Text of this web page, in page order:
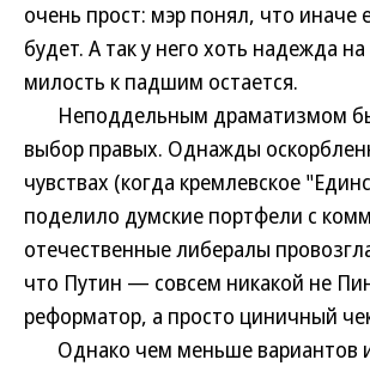
очень прост: мэр понял, что иначе
будет. А так у него хоть надежда
милость к падшим остается.
Неподдельным драматизмом
выбор правых. Однажды
чувствах (когда кремлевское
поделило думские портфели с
отечественные либералы
что Путин — совсем никакой не
реформатор, а просто циничный
Однако чем меньше вариантов